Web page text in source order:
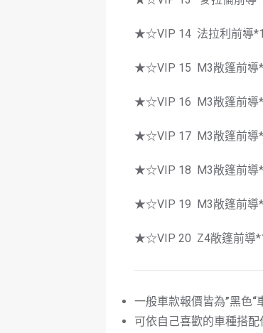
★☆VIP 14 法拉利前導*1
★☆VIP 15 M3敞篷前導
★☆VIP 16 M3敞篷前導
★☆VIP 17 M3敞篷前導
★☆VIP 18 M3敞篷前導
★☆VIP 19 M3敞篷前導
★☆VIP 20 Z4敞篷前導
一般車款報價皆為”黑色“
可依自己喜歡的車種搭